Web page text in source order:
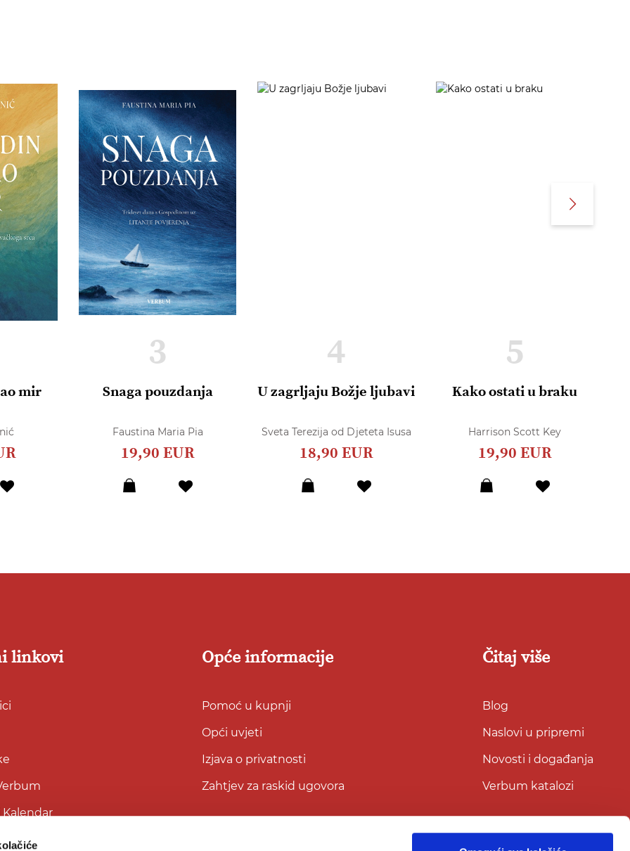
mir
3
Snaga pouzdanja
Faustina Maria Pia
19,90 EUR
4
U zagrljaju Božje ljubavi
Sveta Terezija od Djeteta Isusa
18,90 EUR
5
Kako ostati u braku
Harrison Scott Key
19,90 EUR
linkovi Opće informacije
Pomoć u kupnji
Opći uvjeti
Izjava o privatnosti
Zahtjev za raskid ugovora
Čitaj više
Blog
Naslovi u pripremi
Novosti i događanja
Verbum katalozi